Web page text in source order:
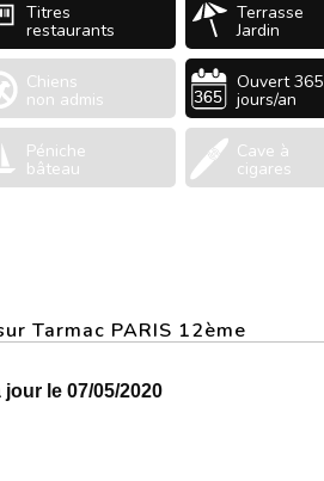
Titres
restaurants
Terrasse
Jardin
Chiens
non admis
Ouvert 365
jours/an
Péniche
bâteau
Cave à
cigares
Tarmac PARIS 12ème
le 07/05/2020